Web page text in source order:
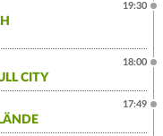
19:30
CITY
18:00
17:49